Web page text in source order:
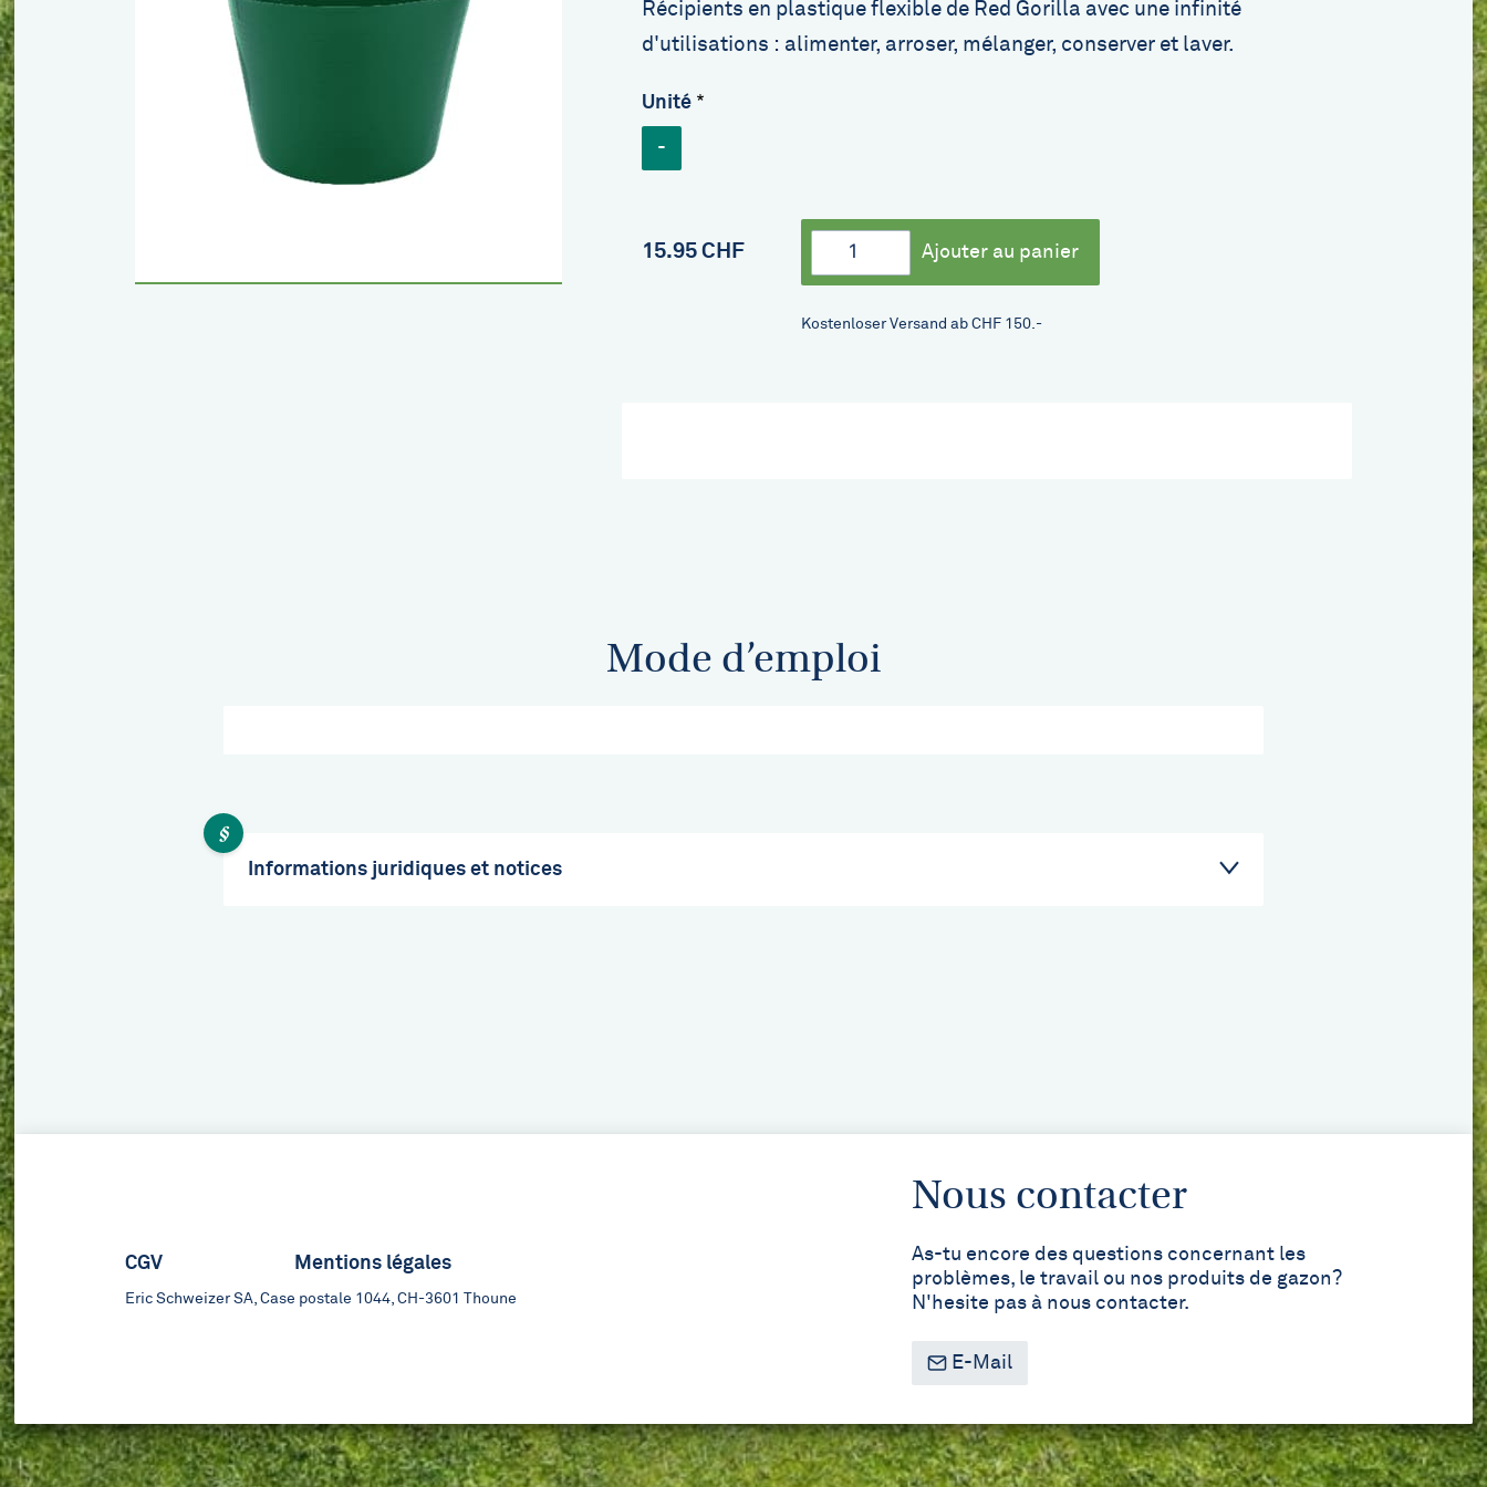
Récipients en plastique flexible de Red Gorilla avec une infinité
d'utilisations : alimenter, arroser, mélanger, conserver et laver.
Unité
-
15.95 CHF
Kostenloser Versand ab CHF 150.-
Mode d’emploi
Informations juridiques et notices
Footer
menu
CGV Mentions légales
Eric Schweizer SA, Case postale 1044, CH-3601 Thoune
Nous contacter
As-tu encore des questions concernant les
problèmes, le travail ou nos produits de gazon?
N'hesite pas à nous contacter.
E-Mail